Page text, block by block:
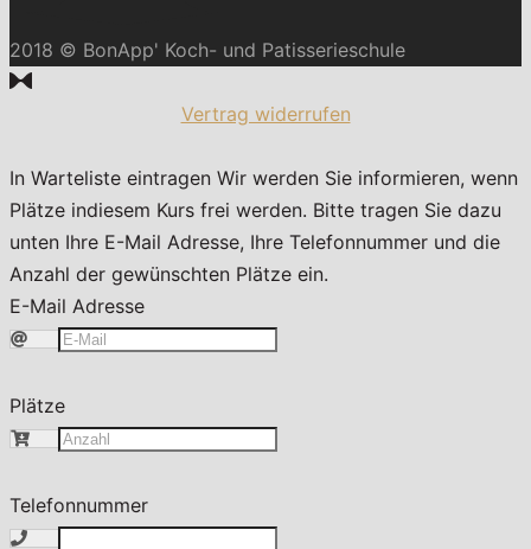
2018 © BonApp' Koch- und Patisserieschule
Vertrag widerrufen
In Warteliste eintragen Wir werden Sie informieren, wenn
Plätze indiesem Kurs frei werden. Bitte tragen Sie dazu
unten Ihre E-Mail Adresse, Ihre Telefonnummer und die
Anzahl der gewünschten Plätze ein.
E-Mail Adresse
Plätze
Telefonnummer